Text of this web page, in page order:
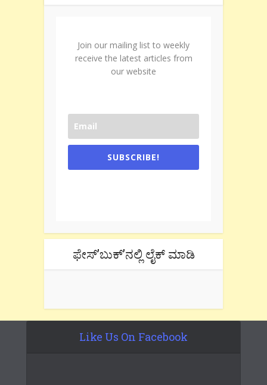
Join our mailing list to weekly
receive the latest articles from
our website
SUBSCRIBE!
ಫೇಸ್’ಬುಕ್’ನಲ್ಲಿ ಲೈಕ್ ಮಾಡಿ
Like Us On Facebook